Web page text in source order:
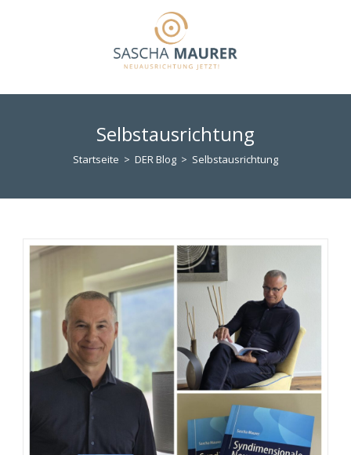
Selbstausrichtung
Startseite > DER Blog > Selbstausrichtung